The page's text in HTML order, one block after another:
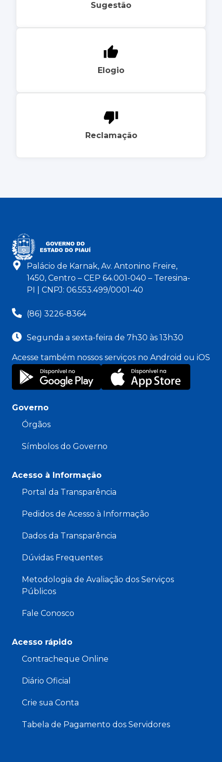
Sugestão
Elogio
Reclamação
Palácio de Karnak, Av. Antonino Freire,
1450, Centro – CEP 64.001-040 – Teresina-
PI | CNPJ: 06.553.499/0001-40
(86) 3226-8364
Segunda a sexta-feira de 7h30 às 13h30
Acesse também nossos serviços no Android ou iOS
Governo
Órgãos
Símbolos do Governo
Acesso à Informação
Portal da Transparência
Pedidos de Acesso à Informação
Dados da Transparência
Dúvidas Frequentes
Metodologia de Avaliação dos Serviços
Públicos
Fale Conosco
Acesso rápido
Contracheque Online
Diário Oficial
Crie sua Conta
Tabela de Pagamento dos Servidores